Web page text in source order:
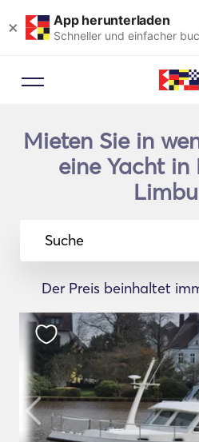
× App herunterladen
Schneller und einfacher
Mieten Sie in
eine Yacht in
Suche
Der Preis beinhaltet